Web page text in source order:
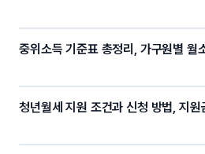
중위소득 기준표 총정리, 가구원별 월
청년월세 지원 조건과 신청 방법, 지원